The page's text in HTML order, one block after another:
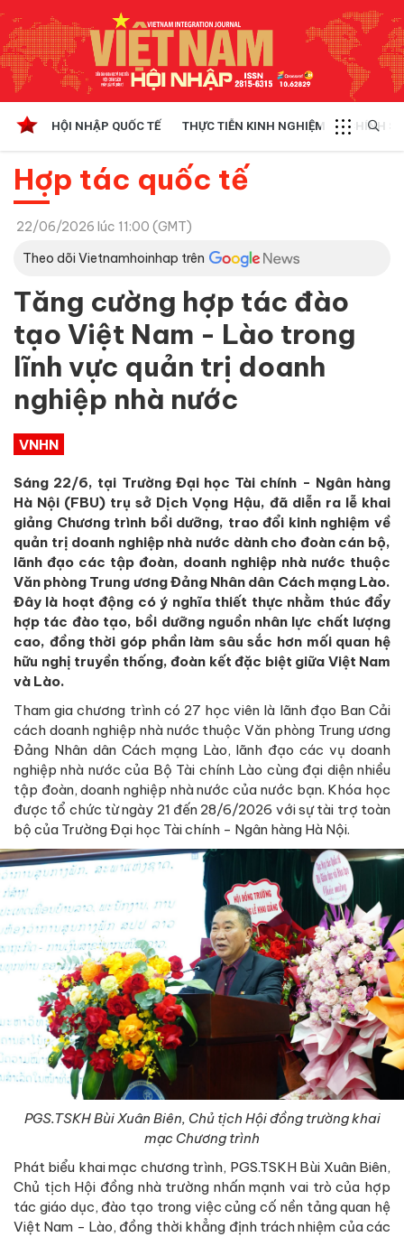
HỘI NHẬP QUỐC TẾ THỰC TIỄN KINH NGHIỆM CHÍNH
Hợp tác quốc tế
22/06/2026 lúc 11:00 (GMT)
Theo dõi Vietnamhoinhap trên
Tăng cường hợp tác đào
tạo Việt Nam - Lào trong
lĩnh vực quản trị doanh
nghiệp nhà nước
VNHN
Sáng 22/6, tại Trường Đại học Tài chính - Ngân hàng
Hà Nội (FBU) trụ sở Dịch Vọng Hậu, đã diễn ra lễ khai
giảng Chương trình bồi dưỡng, trao đổi kinh nghiệm về
quản trị doanh nghiệp nhà nước dành cho đoàn cán bộ,
lãnh đạo các tập đoàn, doanh nghiệp nhà nước thuộc
Văn phòng Trung ương Đảng Nhân dân Cách mạng Lào.
Đây là hoạt động có ý nghĩa thiết thực nhằm thúc đẩy
hợp tác đào tạo, bồi dưỡng nguồn nhân lực chất lượng
cao, đồng thời góp phần làm sâu sắc hơn mối quan hệ
hữu nghị truyền thống, đoàn kết đặc biệt giữa Việt Nam
và Lào.
Tham gia chương trình có 27 học viên là lãnh đạo Ban Cải
cách doanh nghiệp nhà nước thuộc Văn phòng Trung ương
Đảng Nhân dân Cách mạng Lào, lãnh đạo các vụ doanh
nghiệp nhà nước của Bộ Tài chính Lào cùng đại diện nhiều
tập đoàn, doanh nghiệp nhà nước của nước bạn. Khóa học
được tổ chức từ ngày 21 đến 28/6/2026 với sự tài trợ toàn
bộ của Trường Đại học Tài chính - Ngân hàng Hà Nội.
PGS.TSKH Bùi Xuân Biên, Chủ tịch Hội đồng trường khai
mạc Chương trình
Phát biểu khai mạc chương trình, PGS.TSKH Bùi Xuân Biên,
Chủ tịch Hội đồng nhà trường nhấn mạnh vai trò của hợp
tác giáo dục, đào tạo trong việc củng cố nền tảng quan hệ
Việt Nam - Lào, đồng thời khẳng định trách nhiệm của các